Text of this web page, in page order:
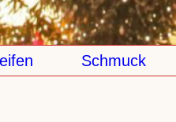
Schmuck